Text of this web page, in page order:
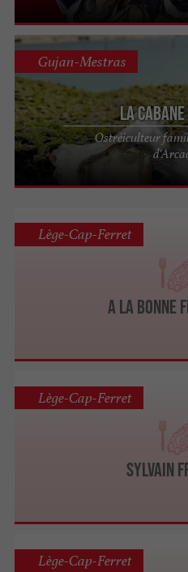
La
Ostréiculteur
Gujan-Mestras
A La Bonne
Lège-Cap-Ferret
Sylvain
Lège-Cap-Ferret
Lège-Cap-Ferret